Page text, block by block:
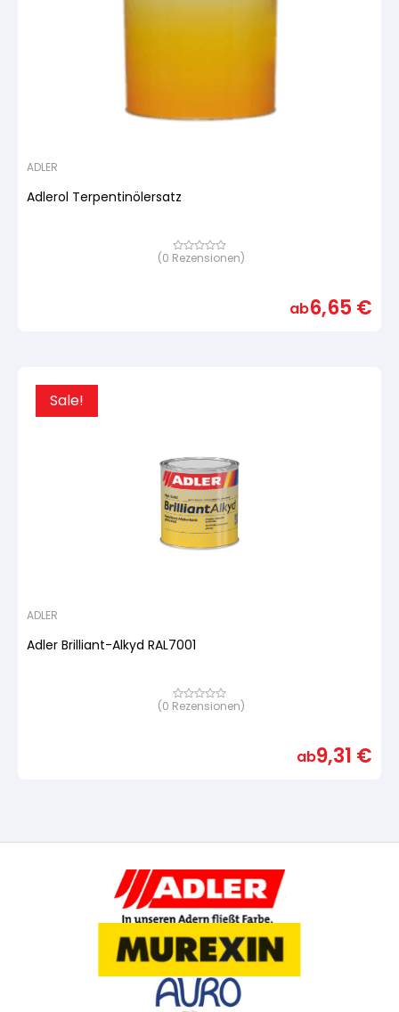
ADLER
Adlerol Terpentinölersatz
Bewertet
(0 Rezensionen)
ab6,65€
Sale!
ADLER
Adler Brilliant-Alkyd RAL7001
Bewertet
(0 Rezensionen)
ab9,31 €